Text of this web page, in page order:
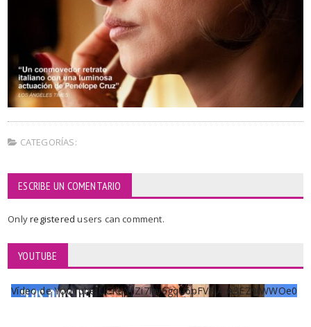
CATEGORÍAS:
ESCRIBE UN COMENTARIO
Onlyregisteredusers can comment.
YOUTUBE
Vídeo de YouTube UCKqYjiZi7lzy6gqU6pFVFiA_A3EZ9JWWOe0